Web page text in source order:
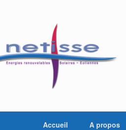
Accueil A propos